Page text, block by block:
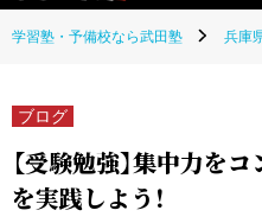
学習塾・予備校なら武田塾 兵庫
ブログ
【受験勉強】集中力を
を実践しよう！